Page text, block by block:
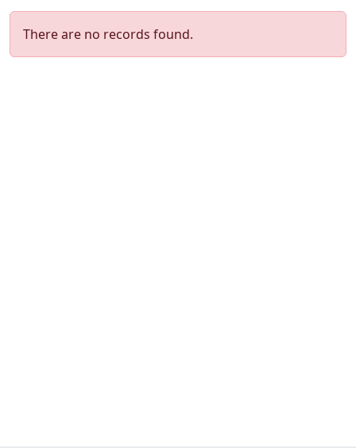
There are no records found.